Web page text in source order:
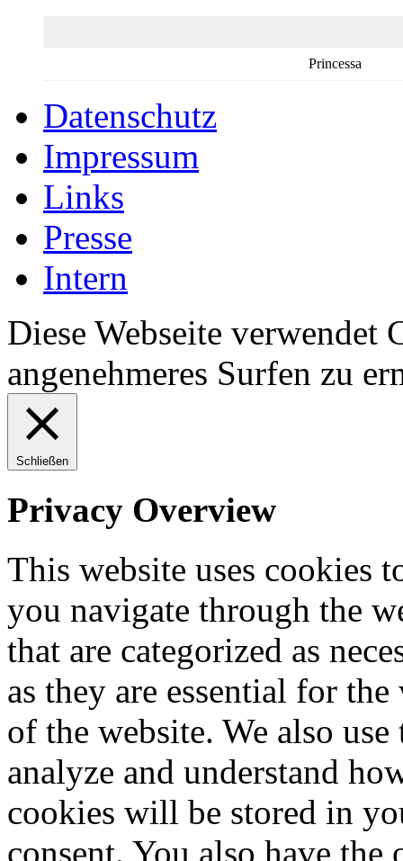
Princessa
Datenschutz
Impressum
Links
Presse
Intern
Diese Webseite verwendet
angenehmeres Surfen zu
Schließen
Privacy Overview
This website uses cookies
you navigate through the
that are categorized as
as they are essential for
of the website. We also
analyze and understand
cookies will be stored in
consent. You also have